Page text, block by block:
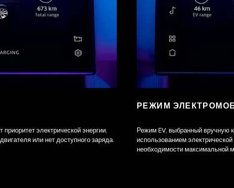
электрической энергии,
или нет доступного заряда.
РЕЖИМ
Режим EV, выбранный вручную
использованием
необходимости максимальной